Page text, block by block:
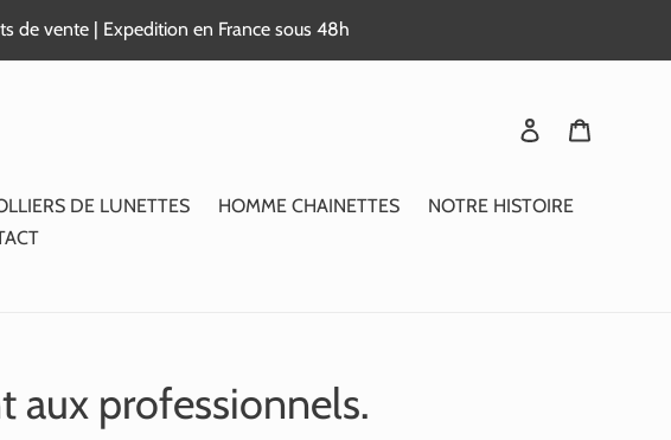
de vente | Expedition en France sous 48h
Se connecter
DE LUNETTES HOMME CHAINETTES
NOTRE HISTOIRE
aux professionnels.